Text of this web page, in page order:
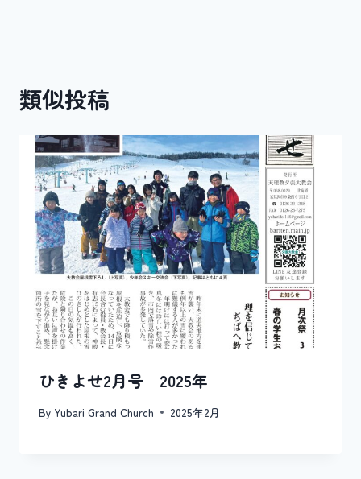
ー
ョ
ン
類似投稿
ひきよせ2月号 2025年
By Yubari Grand Church 2025年2月